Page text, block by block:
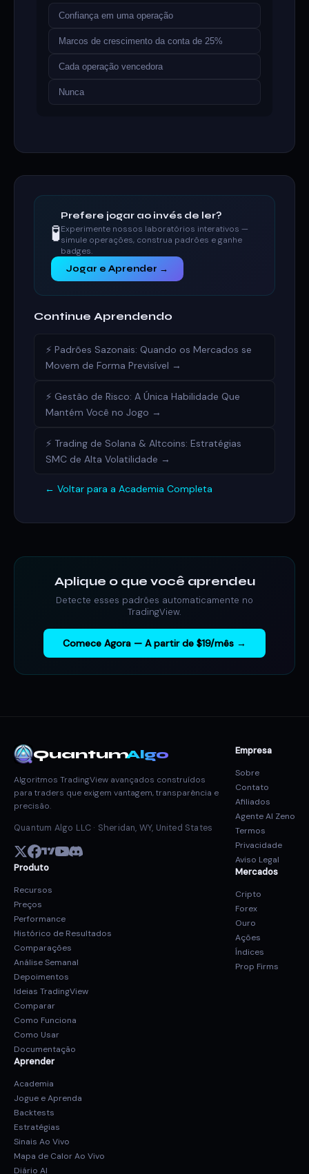
Confiança em uma operação
Marcos de crescimento da conta de 25%
Cada operação vencedora
Nunca
🧪
Prefere jogar ao invés de ler?
Experimente nossos laboratórios interativos —
simule operações, construa padrões e ganhe
badges.
Jogar e Aprender →
Continue Aprendendo
⚡ Padrões Sazonais: Quando os Mercados se
Movem de Forma Previsível →
⚡ Gestão de Risco: A Única Habilidade Que
Mantém Você no Jogo →
⚡ Trading de Solana & Altcoins: Estratégias
SMC de Alta Volatilidade →
← Voltar para a Academia Completa
Aplique o que você aprendeu
Detecte esses padrões automaticamente no
TradingView.
Comece Agora — A partir de $19/mês →
QuantumAlgo
Algoritmos TradingView avançados construídos
para traders que exigem vantagem, transparência e
precisão.
Quantum Algo LLC · Sheridan, WY, United States
Produto
Recursos
Preços
Performance
Histórico de Resultados
Comparações
Análise Semanal
Depoimentos
Ideias TradingView
Comparar
Como Funciona
Como Usar
Documentação
Aprender
Academia
Jogue e Aprenda
Backtests
Estratégias
Sinais Ao Vivo
Mapa de Calor Ao Vivo
Diário AI
Empresa
Sobre
Contato
Afiliados
Agente AI Zeno
Termos
Privacidade
Aviso Legal
Mercados
Cripto
Forex
Ouro
Ações
Índices
Prop Firms